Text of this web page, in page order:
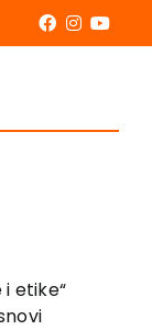
etike“